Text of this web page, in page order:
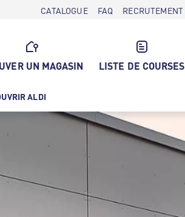
CATALOGUE FAQ RECRUTEMENT
UN MAGASIN LISTE DE COURSES
ALDI